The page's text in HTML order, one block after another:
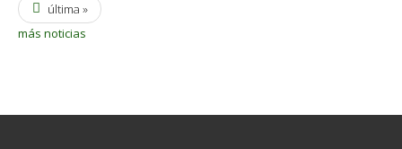
última »
más noticias